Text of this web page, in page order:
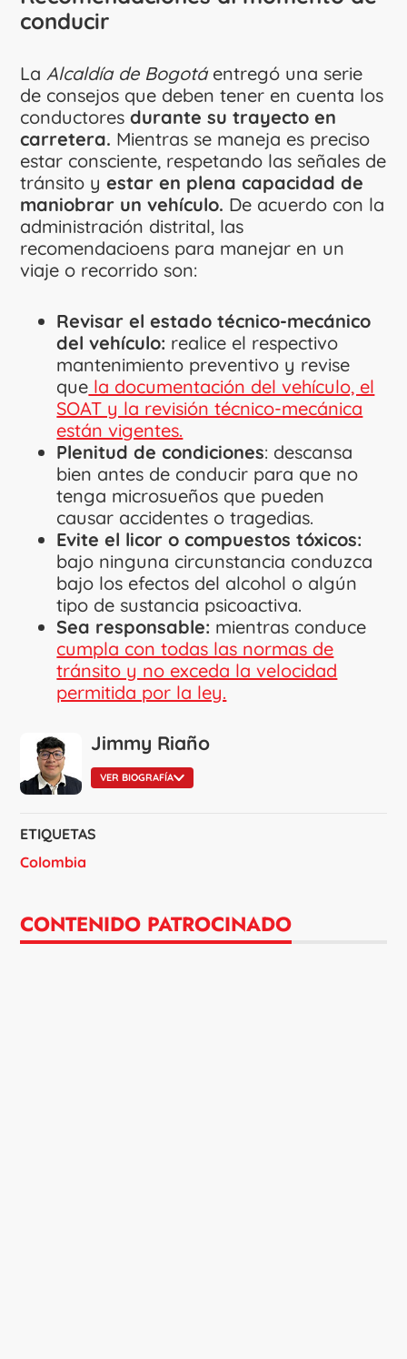
conducir
La Alcaldía de Bogotáentregó una serie
de consejos que deben tener en cuenta los
conductores durante su trayecto en
carretera. Mientras se maneja es preciso
estar consciente, respetando las señales de
tránsito yestar en plena capacidad de
maniobrar un vehículo. De acuerdo con la
administración distrital, las
recomendacioens para manejar en un
viaje o recorrido son:
Revisar el estado técnico-mecánico
del vehículo: realice el respectivo
mantenimiento preventivo y revise
que la documentación del vehículo, el
SOAT y la revisión técnico-mecánica
están vigentes.
Plenitud de condiciones: descansa
bien antes de conducir para que no
tenga microsueños que pueden
causar accidentes o tragedias.
Evite el licor o compuestos tóxicos:
bajo ninguna circunstancia conduzca
bajo los efectos del alcohol o algún
tipo de sustancia psicoactiva.
Sea responsable: mientras conduce
cumpla con todas las normas de
tránsito y no exceda la velocidad
permitida por la ley.
Jimmy Riaño
VER BIOGRAFÍA
ETIQUETAS
Colombia
CONTENIDO PATROCINADO